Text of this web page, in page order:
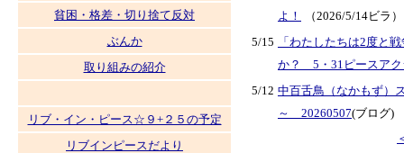
貧困・格差・切り捨て反対
ぶんか
取り組みの紹介
リブ・イン・ピース☆９+２５の予定
リブインピースだより
よ！
（2026/5/14ビラ）
5/15
「わたしたちは2度と
か？ 5・31ピースアク
5/12 中百舌鳥（なかもず）
～ 20260507(ブログ)